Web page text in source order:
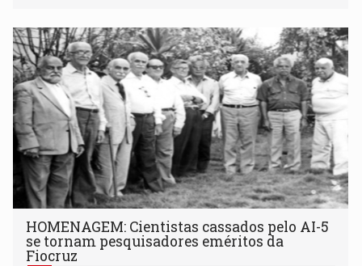
HOMENAGEM: Cientistas cassados pelo AI-5
se tornam pesquisadores eméritos da
Fiocruz